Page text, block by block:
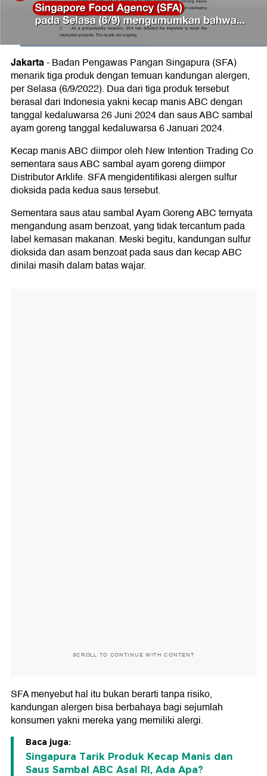
Jakarta-Badan Pengawas Pangan Singapura (SFA)
menarik tiga produk dengan temuan kandungan alergen,
per Selasa (6/9/2022). Dua dari tiga produk tersebut
berasal dari Indonesia yakni kecap manis ABC dengan
tanggal kedaluwarsa 26 Juni 2024 dan saus ABC sambal
ayam goreng tanggal kedaluwarsa 6 Januari 2024.
Kecap manis ABC diimpor oleh New Intention Trading Co
sementara saus ABC sambal ayam goreng diimpor
Distributor Arklife. SFA mengidentifikasi alergen sulfur
dioksida pada kedua saus tersebut.
Sementara saus atau sambal Ayam Goreng ABC ternyata
mengandung asam benzoat, yang tidak tercantum pada
label kemasan makanan. Meski begitu, kandungan sulfur
dioksida dan asam benzoat pada saus dan kecap ABC
dinilai masih dalam batas wajar.
SCROLL TO CONTINUE WITH CONTENT
SFA menyebut hal itu bukan berarti tanpa risiko,
kandungan alergen bisa berbahaya bagi sejumlah
konsumen yakni mereka yang memiliki alergi.
Baca juga:
Singapura Tarik Produk Kecap Manis dan
Saus Sambal ABC Asal RI, Ada Apa?